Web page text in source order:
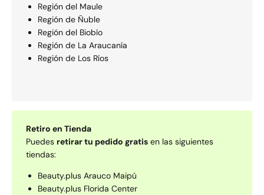
Región del Maule
Región de Ñuble
Región del Biobío
Región de La Araucaní­a
Región de Los Rí­os
Retiro en Tienda
Puedes retirar tu pedido gratis en las siguientes
tiendas:
Beauty.plus Arauco Maipú
Beauty.plus Florida Center